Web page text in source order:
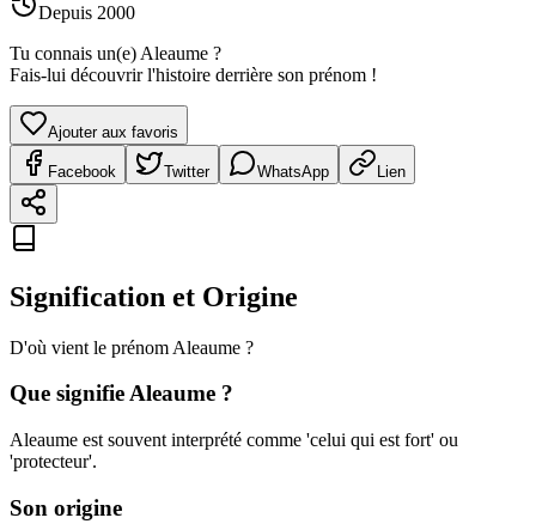
Depuis 2000
Tu connais un(e) Aleaume ?
Fais-lui découvrir l'histoire derrière son prénom !
Ajouter aux favoris
Facebook Twitter WhatsApp Lien
Signification et Origine
D'où vient le prénom Aleaume ?
Que signifieAleaume ?
Aleaume est souvent interprété comme 'celui qui est fort' ou
'protecteur'.
Son origine